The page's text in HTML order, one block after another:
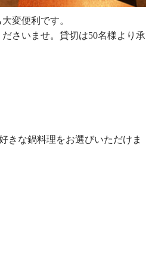
変便利です。
さいませ。貸切は50名様より承
きな鍋料理をお選びいただけま